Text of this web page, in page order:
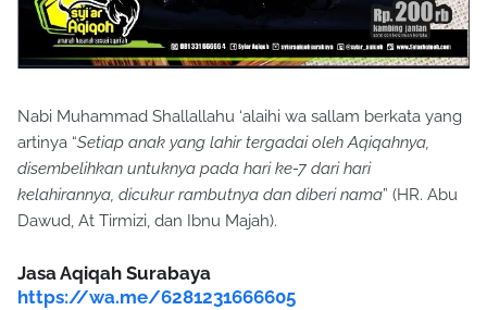
Nabi Muhammad Shallallahu ‘alaihi wa sallam berkata yang
artinya “Setiap anak yang lahir tergadai oleh Aqiqahnya,
disembelihkan untuknya pada hari ke-7 dari hari
kelahirannya, dicukur rambutnya dan diberi nama” (HR. Abu
Dawud, At Tirmizi, dan Ibnu Majah).
Jasa Aqiqah Surabaya
https://wa.me/6281231666605